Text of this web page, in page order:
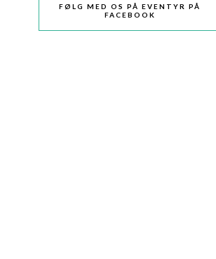
FØLG MED OS PÅ EVENTYR PÅ
FACEBOOK